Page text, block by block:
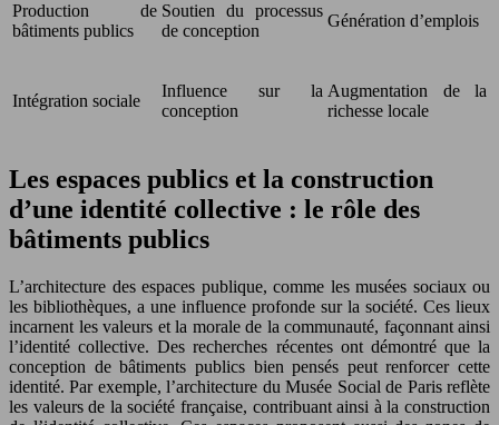
Production de
bâtiments publics
Soutien du processus
de conception
Génération d’emplois
Intégration sociale
Influence sur la
conception
Augmentation de la
richesse locale
Les espaces publics et la construction
d’une identité collective : le rôle des
bâtiments publics
L’architecture des espaces publique, comme les musées sociaux ou
les bibliothèques, a une influence profonde sur la société. Ces lieux
incarnent les valeurs et la morale de la communauté, façonnant ainsi
l’identité collective. Des recherches récentes ont démontré que la
conception de bâtiments publics bien pensés peut renforcer cette
identité. Par exemple, l’architecture du Musée Social de Paris reflète
les valeurs de la société française, contribuant ainsi à la construction